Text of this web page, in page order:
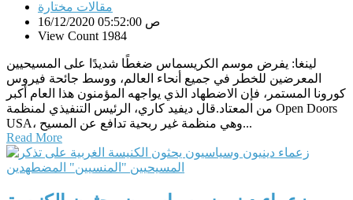
مقالات مختارة
16/12/2020 05:52:00 ص
View Count 1984
لينغا: يفرض موسم الكريسماس ضغطًا شديدًا على المسيحيين
المعرضين للخطر في جميع أنحاء العالم، ووسط جائحة فيروس
كورونا المستمر، فإن الاضطهاد الذي يواجهه المؤمنون هذا العام أكبر
من المعتاد.قال ديفيد كاري، الرئيس التنفيذي لمنظمة Open Doors
USA، وهي منظمة غير ربحية تدافع عن المسيح...
Read More